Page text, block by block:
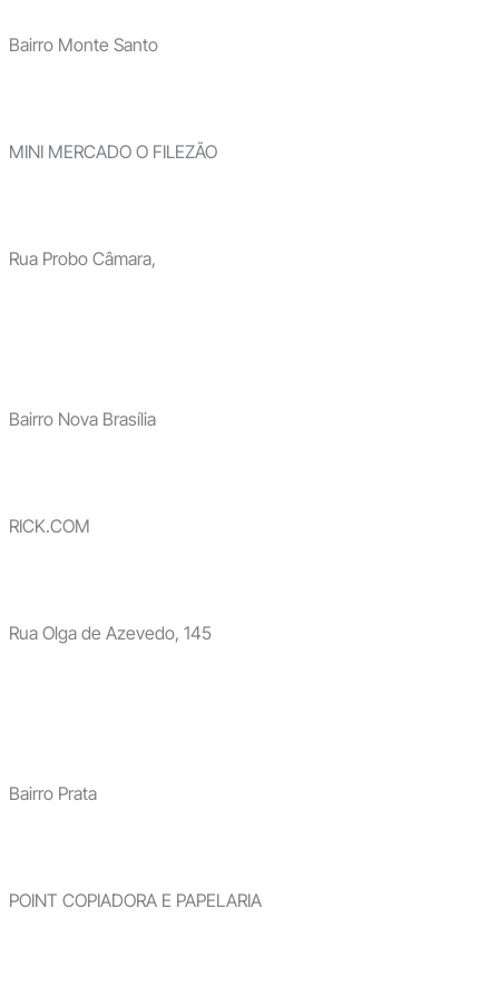
Bairro Monte Santo
MINI MERCADO O FILEZÃO
Rua Probo Câmara,
Bairro Nova Brasília
RICK.COM
Rua Olga de Azevedo, 145
Bairro Prata
POINT COPIADORA E PAPELARIA